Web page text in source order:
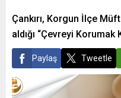
Çankırı, Korgun İlçe
aldığı “Çevreyi Korumak
Paylaş Tweetle